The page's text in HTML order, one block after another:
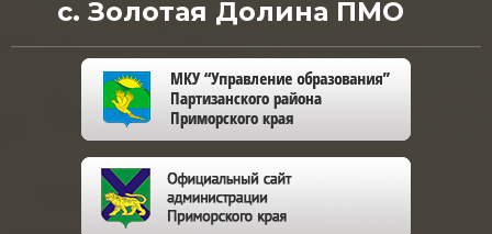
с. Золотая Долина ПМО